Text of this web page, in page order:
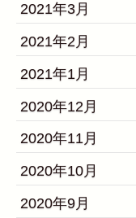
2021年3月
2021年2月
2021年1月
2020年12月
2020年11月
2020年10月
2020年9月